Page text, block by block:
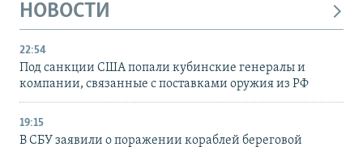
НОВОСТИ
22:54
Под санкции США попали кубинские генералы и
компании, связанные с поставками оружия из РФ
19:15
В СБУ заявили о поражении кораблей береговой